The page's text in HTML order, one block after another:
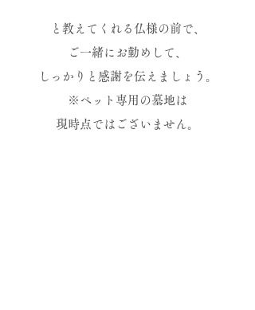
と教えてくれる仏様の前で、
ご一緒にお勤めして、
しっかりと感謝を伝えましょう。
※ペット専用の墓地は
現時点ではございません。